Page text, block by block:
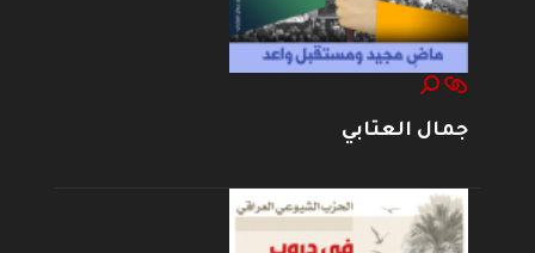
جمال العتابي